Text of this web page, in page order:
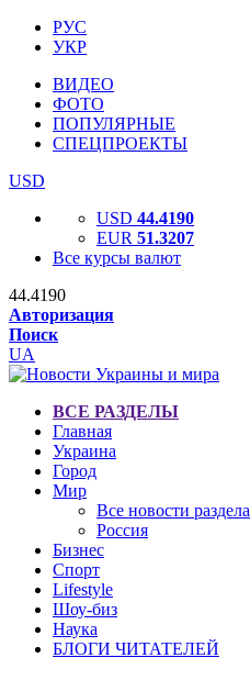
РУС
УКР
ВИДЕО
ФОТО
ПОПУЛЯРНЫЕ
СПЕЦПРОЕКТЫ
USD
USD 44.4190
EUR 51.3207
Все курсы валют
44.4190
Авторизация
Поиск
UA
ВСЕ РАЗДЕЛЫ
Главная
Украина
Город
Мир
Все новости раздела
Россия
Бизнес
Спорт
Lifestyle
Шоу-биз
Наука
БЛОГИ ЧИТАТЕЛЕЙ